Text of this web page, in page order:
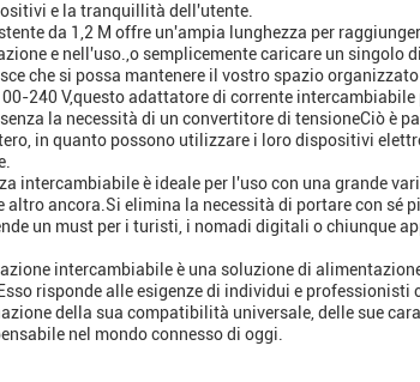
e la tranquillità dell'utente.
da 1,2 M offre un'ampia lunghezza per
e nell'uso.,o semplicemente caricare un singolo
che si possa mantenere il vostro spazio
240 V,questo adattatore di corrente
la necessità di un convertitore di tensioneCiò è
in quanto possono utilizzare i loro dispositivi
intercambiabile è ideale per l'uso con una grande
altro ancora.Si elimina la necessità di portare con sé
un must per i turisti, i nomadi digitali o chiunque
intercambiabile è una soluzione di
risponde alle esigenze di individui e professionisti
della sua compatibilità universale, delle sue
nel mondo connesso di oggi.